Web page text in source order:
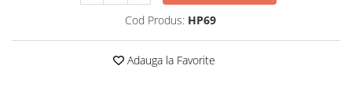
Lenjerii De Pat, Finet Premium, 1
Lenjerii De Pat Damasc 1 Persoana
Cod Produs: HP69
Adauga la Favorite